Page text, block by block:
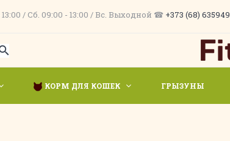
/ Сб. 09:00 - 13:00 / Вс. Выходной ☎ +373 (68) 635949
КОРМ ДЛЯ КОШЕК ГРЫЗУНЫ